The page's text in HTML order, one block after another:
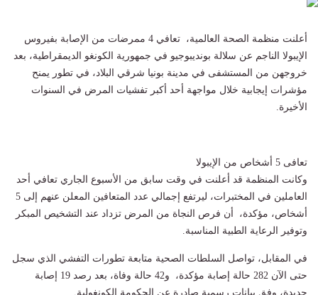
أعلنت منظمة الصحة العالمية، تعافي 4 ممرضات من الإصابة بفيروس
الإيبولا الناجم عن سلالة بونديبوجيو في جمهورية الكونغو الديمقراطية، بعد
خروجهن من المستشفى في مدينة بونيا شرقي البلاد، في تطور يمنح
مؤشرات إيجابية خلال مواجهة أحد أكبر تفشيات المرض في السنوات
الأخيرة.
تعافى 5 أشخاص من الإيبولا
وكانت المنظمة قد أعلنت في وقت سابق من الأسبوع الجاري تعافي أحد
العاملين في المختبرات، ليرتفع إجمالي عدد المتعافين المعلن عنهم إلى 5
أشخاص، مؤكدة، أن فرص النجاة من المرض تزداد عند التشخيص المبكر
وتوفير الرعاية الطبية المناسبة.
في المقابل، تواصل السلطات الصحية متابعة تطورات التفشي الذي سجل
حتى الآن 282 حالة إصابة مؤكدة، و42 حالة وفاة، بعد رصد 19 إصابة
جديدة، وفق بيانات رسمية صادرة عن الحكومة الكونغولية.